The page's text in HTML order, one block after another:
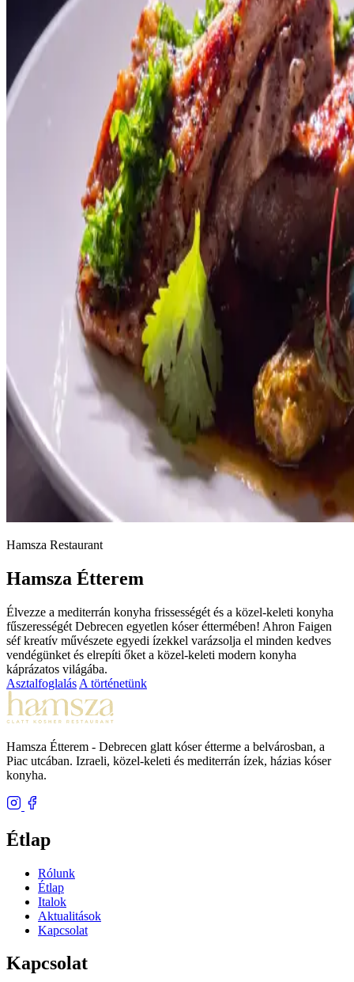
Hamsza Restaurant
Hamsza Étterem
Élvezze a mediterrán konyha frissességét és a közel-keleti konyha
fűszerességét Debrecen egyetlen kóser éttermében! Ahron Faigen
séf kreatív művészete egyedi ízekkel varázsolja el minden kedves
vendégünket és elrepíti őket a közel-keleti modern konyha
káprázatos világába.
Asztalfoglalás A történetünk
Hamsza Étterem - Debrecen glatt kóser étterme a belvárosban, a
Piac utcában. Izraeli, közel-keleti és mediterrán ízek, házias kóser
konyha.
Étlap
Rólunk
Étlap
Italok
Aktualitások
Kapcsolat
Kapcsolat